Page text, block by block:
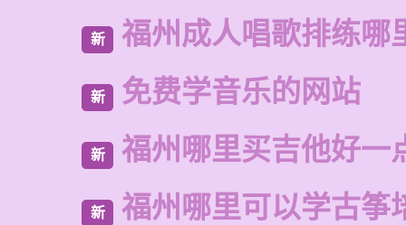
新 福州成人唱歌排练哪
新 免费学音乐的网站
新 福州哪里买吉他好一
新 福州哪里可以学古筝